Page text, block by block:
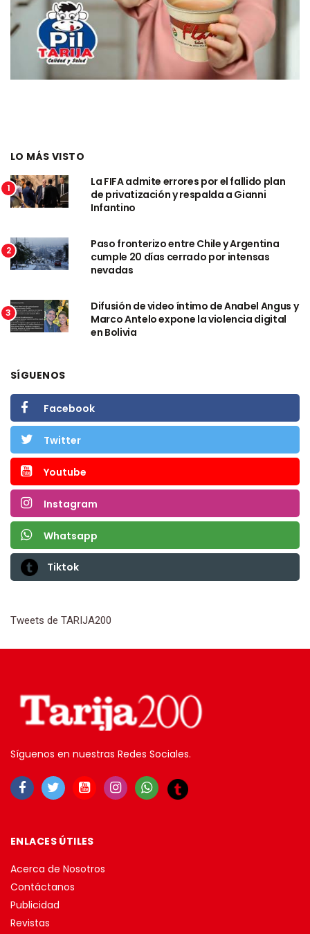
LO MÁS VISTO
1
La FIFA admite errores por el fallido plan
de privatización y respalda a Gianni
Infantino
2
Paso fronterizo entre Chile y Argentina
cumple 20 días cerrado por intensas
nevadas
3
Difusión de video íntimo de Anabel Angus y
Marco Antelo expone la violencia digital
en Bolivia
SÍGUENOS
Facebook
Twitter
Youtube
Instagram
Whatsapp
Tiktok
Tweets de TARIJA200
Síguenos en nuestras Redes Sociales.
ENLACES ÚTILES
Acerca de Nosotros
Contáctanos
Publicidad
Revistas